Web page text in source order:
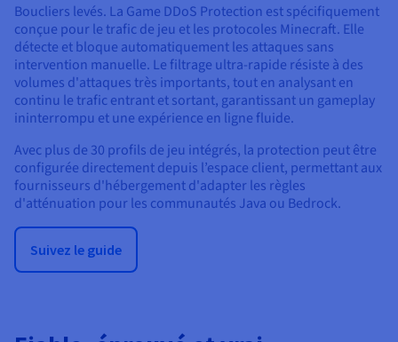
Boucliers levés. La Game DDoS Protection est spécifiquement
conçue pour le trafic de jeu et les protocoles Minecraft. Elle
détecte et bloque automatiquement les attaques sans
intervention manuelle. Le filtrage ultra-rapide résiste à des
volumes d'attaques très importants, tout en analysant en
continu le trafic entrant et sortant, garantissant un gameplay
ininterrompu et une expérience en ligne fluide.
Avec plus de 30 profils de jeu intégrés, la protection peut être
configurée directement depuis l’espace client, permettant aux
fournisseurs d'hébergement d'adapter les règles
d'atténuation pour les communautés Java ou Bedrock.
Suivez le guide